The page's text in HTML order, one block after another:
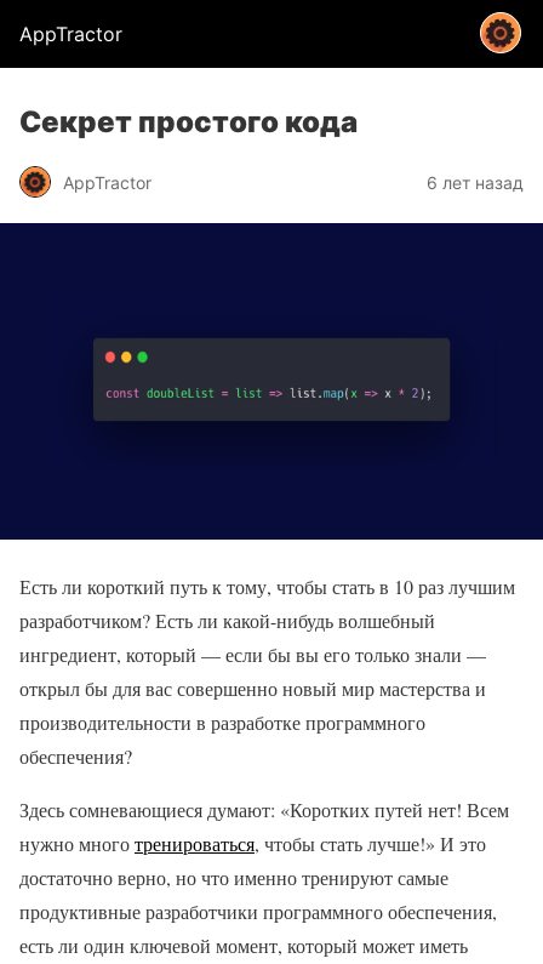
AppTractor
Секрет простого кода
AppTractor 6 лет назад
Есть ли короткий путь к тому, чтобы стать в 10 раз лучшим
разработчиком? Есть ли какой-нибудь волшебный
ингредиент, который — если бы вы его только знали —
открыл бы для вас совершенно новый мир мастерства и
производительности в разработке программного
обеспечения?
Здесь сомневающиеся думают: «Коротких путей нет! Всем
нужно многотренироваться, чтобы стать лучше!» И это
достаточно верно, но что именно тренируют самые
продуктивные разработчики программного обеспечения,
есть ли один ключевой момент, который может иметь